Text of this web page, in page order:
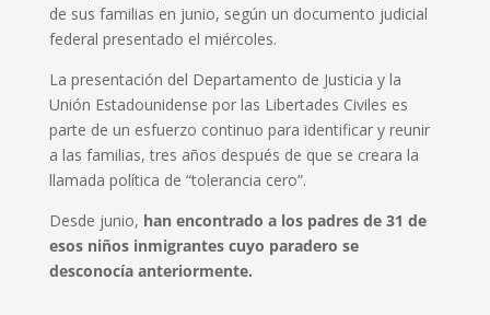
de sus familias en junio, según un documento judicial
federal presentado el miércoles.
La presentación del Departamento de Justicia y la
Unión Estadounidense por las Libertades Civiles es
parte de un esfuerzo continuo para identificar y reunir
a las familias, tres años después de que se creara la
llamada política de “tolerancia cero”.
Desde junio, han encontrado a los padres de 31 de
esos niños inmigrantes cuyo paradero se
desconocía anteriormente.